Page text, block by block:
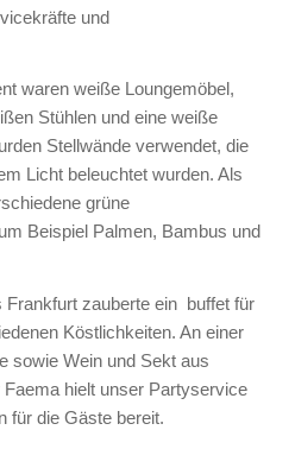
und
waren weiße Loungemöbel,
Stühlen und eine weiße
Stellwände verwendet, die
Licht beleuchtet wurden. Als
grüne
Beispiel Palmen, Bambus und
Frankfurt zauberte ein buffet für
Köstlichkeiten. An einer
sowie Wein und Sekt aus
hielt unser Partyservice
für die Gäste bereit.